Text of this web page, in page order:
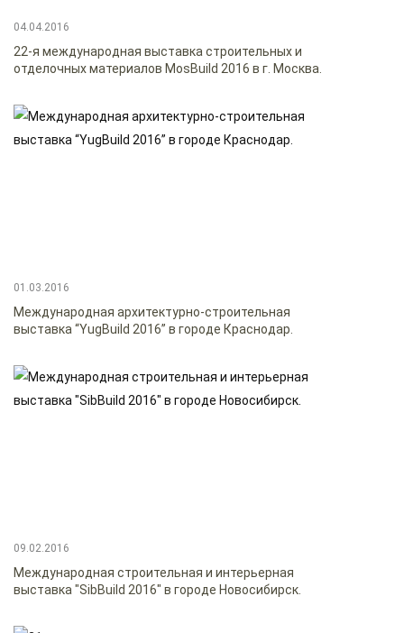
04.04.2016
22-я международная выставка строительных и
отделочных материалов MosBuild 2016 в г. Москва.
01.03.2016
Международная архитектурно-строительная
выставка “YugBuild 2016” в городе Краснодар.
09.02.2016
Международная строительная и интерьерная
выставка "SibBuild 2016" в городе Новосибирск.